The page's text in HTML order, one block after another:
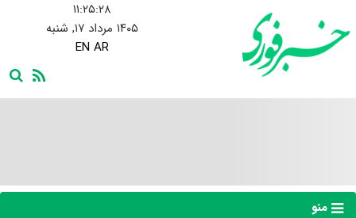
۱۱:۲۵:۲۹
۱۴۰۵ مرداد ۱۷, شنبه
EN AR
منو